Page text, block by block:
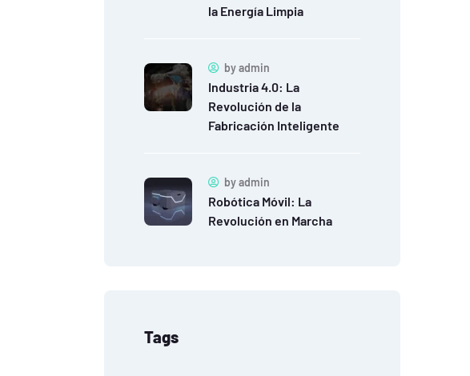
la Energía Limpia
byadmin
Industria 4.0: La
Revolución de la
Fabricación Inteligente
byadmin
Robótica Móvil: La
Revolución en Marcha
Tags